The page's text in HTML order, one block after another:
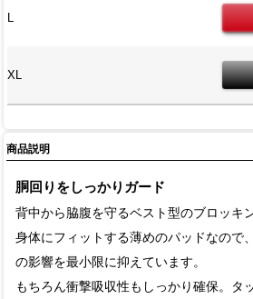
L
XL
商品説明
胴回りをしっかりガード
背中から脇腹を守るベスト型のブロッキ
身体にフィットする薄めのパッドなので
の影響を最小限に抑えています。
もちろん衝撃吸収性もしっかり確保。タ